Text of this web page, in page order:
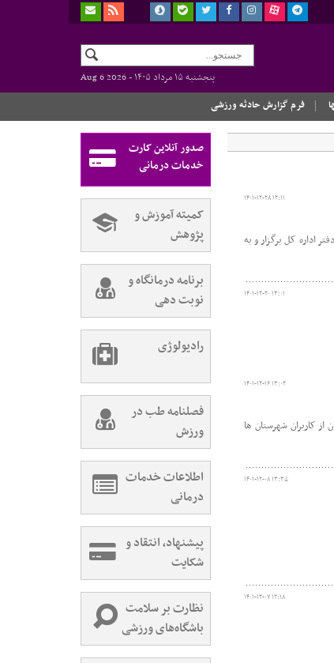
پنجشنبه ۱۵ مرداد ۱۴۰۵ -
Aug 6 2026
فرم گزارش حادثه ورزشی
۱۴۰۱-۱۲-۲۸ ۱۲:۱۱
اداره کل برگزار و به
۱۴۰۱-۱۲-۲۰ ۱۳:۰۱
۱۴۰۱-۱۲-۱۶ ۱۳:۰۲
کاربران شهرستان ها
۱۴۰۱-۱۲-۰۸ ۱۳:۳۵
۱۴۰۱-۱۲-۰۷ ۱۲:۱۸
صدور آنلاین کارت
خدمات درمانی
کمیته آموزش و
پژوهش
برنامه درمانگاه و
نوبت دهی
رادیولوژی
فصلنامه طب در
ورزش
اطلاعات خدمات
درمانی
پیشنهاد، انتقاد و
شکایت
نظارت بر سلامت
باشگاه‌های ورزشی